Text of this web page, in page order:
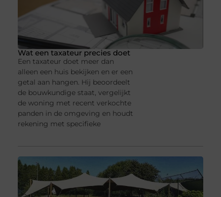
Wat een taxateur precies doet
Een taxateur doet meer dan
alleen een huis bekijken en er een
getal aan hangen. Hij beoordeelt
de bouwkundige staat, vergelijkt
de woning met recent verkochte
panden in de omgeving en houdt
rekening met specifieke